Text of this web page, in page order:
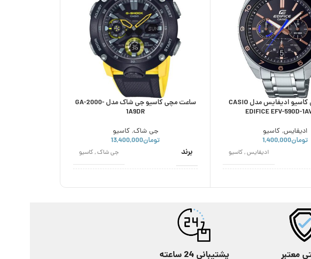
ساعت مچی کاسیو ادیفایس مدل CASIO
EDIFICE EFV-590D-
ادیفایس, کاسیو
تومان1,400,000
ادیفایس,کاسیو
ساعت مچی کاسیو جی شاک مدل GA-2000-
1A9DR
جی شاک, کاسیو
تومان13,400,000
برند جی شاک,کاسیو
اصالت برند
نوع موتور
مناسب برای معتبر پشتیبانی 24 ساعته